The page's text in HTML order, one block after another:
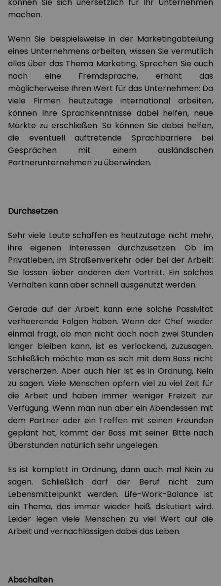
machen.
Wenn Sie beispielsweise in der Marketingabteilung
eines Unternehmens arbeiten, wissen Sie vermutlich
alles über das Thema Marketing. Sprechen Sie auch
noch eine Fremdsprache, erhöht das
möglicherweise Ihren Wert für das Unternehmen: Da
viele Firmen heutzutage international arbeiten,
können Ihre Sprachkenntnisse dabei helfen, neue
Märkte zu erschließen. So können Sie dabei helfen,
die eventuell auftretende Sprachbarriere bei
Gesprächen mit einem ausländischen
Partnerunternehmen zu überwinden.
Durchsetzen
Sehr viele Leute schaffen es heutzutage nicht mehr,
ihre eigenen Interessen durchzusetzen. Ob im
Privatleben, im Straßenverkehr oder bei der Arbeit:
Sie lassen lieber anderen den Vortritt. Ein solches
Verhalten kann aber schnell ausgenutzt werden.
Gerade auf der Arbeit kann eine solche Passivität
verheerende Folgen haben. Wenn der Chef wieder
einmal fragt, ob man nicht doch noch zwei Stunden
länger bleiben kann, ist es verlockend, zuzusagen.
Schließlich möchte man es sich mit dem Boss nicht
verscherzen. Aber auch hier ist es in Ordnung, Nein
zu sagen. Viele Menschen opfern viel zu viel Zeit für
die Arbeit und haben immer weniger Freizeit zur
Verfügung. Wenn man nun aber ein Abendessen mit
dem Partner oder ein Treffen mit seinen Freunden
geplant hat, kommt der Boss mit seiner Bitte nach
Überstunden natürlich sehr ungelegen.
Es ist komplett in Ordnung, dann auch mal Nein zu
sagen. Schließlich darf der Beruf nicht zum
Lebensmittelpunkt werden. Life-Work-Balance ist
ein Thema, das immer wieder heiß diskutiert wird.
Leider legen viele Menschen zu viel Wert auf die
Arbeit und vernachlässigen dabei das Leben.
Abschalten